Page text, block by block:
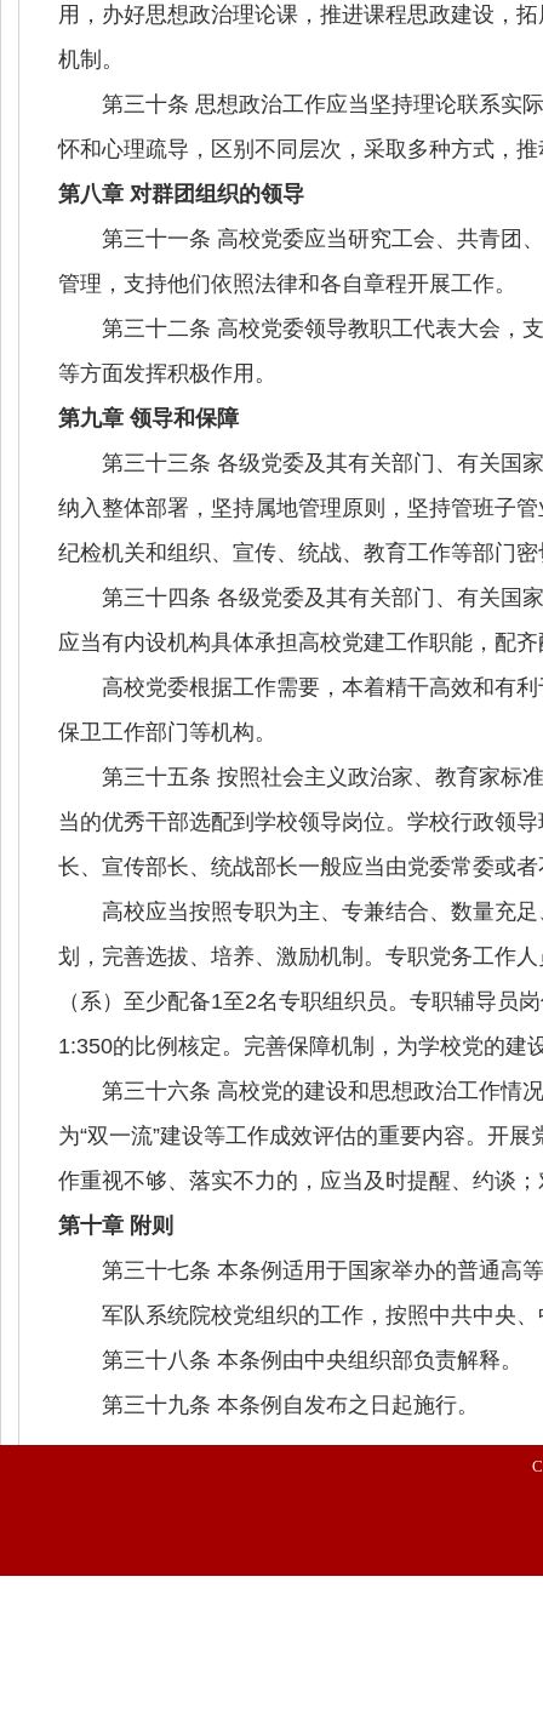
用，办好思想政治理论课，推进课程思政建设，
机制。
第三十条 思想政治工作应当坚持理论联系实际
怀和心理疏导，区别不同层次，采取多种方式，
第八章 对群团组织的领导
第三十一条 高校党委应当研究工会、共青团、
管理，支持他们依照法律和各自章程开展工作。
第三十二条 高校党委领导教职工代表大会，支
等方面发挥积极作用。
第九章 领导和保障
第三十三条 各级党委及其有关部门、有关国家
纳入整体部署，坚持属地管理原则，坚持管班子
纪检机关和组织、宣传、统战、教育工作等部门
第三十四条 各级党委及其有关部门、有关国家
应当有内设机构具体承担高校党建工作职能，配
高校党委根据工作需要，本着精干高效和有利
保卫工作部门等机构。
第三十五条 按照社会主义政治家、教育家标准
当的优秀干部选配到学校领导岗位。学校行政领
长、宣传部长、统战部长一般应当由党委常委或
高校应当按照专职为主、专兼结合、数量充足
划，完善选拔、培养、激励机制。专职党务工作
（系）至少配备1至2名专职组织员。专职辅导员
1:350的比例核定。完善保障机制，为学校党的建
第三十六条 高校党的建设和思想政治工作情况
为“双一流”建设等工作成效评估的重要内容。开
作重视不够、落实不力的，应当及时提醒、约谈
第十章 附则
第三十七条 本条例适用于国家举办的普通高
军队系统院校党组织的工作，按照中共中央、
第三十八条 本条例由中央组织部负责解释。
第三十九条 本条例自发布之日起施行。